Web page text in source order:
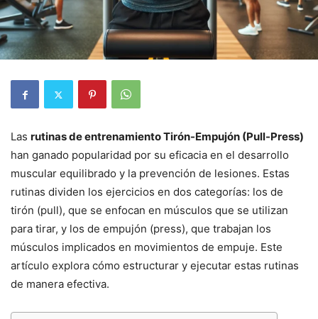
Las rutinas de entrenamiento Tirón-Empujón (Pull-Press)
han ganado popularidad por su eficacia en el desarrollo
muscular equilibrado y la prevención de lesiones. Estas
rutinas dividen los ejercicios en dos categorías: los de
tirón (pull), que se enfocan en músculos que se utilizan
para tirar, y los de empujón (press), que trabajan los
músculos implicados en movimientos de empuje. Este
artículo explora cómo estructurar y ejecutar estas rutinas
de manera efectiva.